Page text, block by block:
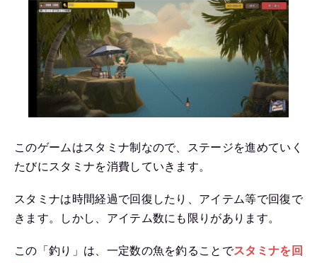
このゲームはスタミナ制なので、ステージを進めていく
たびにスタミナを消費していきます。
スタミナは時間経過で回復したり、アイテム等で回復で
きます。しかし、アイテム数にも限りがあります。
この「釣り」は、一定数の魚を釣ることでスタミナを回